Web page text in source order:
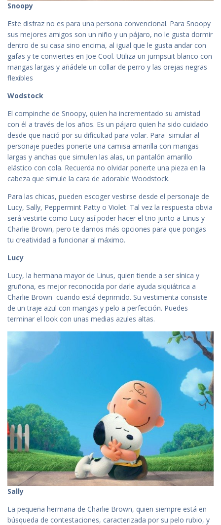
Snoopy
Este disfraz no es para una persona convencional. Para Snoopy
sus mejores amigos son un niño y un pájaro, no le gusta dormir
dentro de su casa sino encima, al igual que le gusta andar con
gafas y te conviertes en Joe Cool. Utiliza un jumpsuit blanco con
mangas largas y añádele un collar de perro y las orejas negras
flexibles
Wodstock
El compinche de Snoopy, quien ha incrementado su amistad
con él a través de los años. Es un pájaro quien ha sido cuidado
desde que nació por su dificultad para volar. Para simular al
personaje puedes ponerte una camisa amarilla con mangas
largas y anchas que simulen las alas, un pantalón amarillo
elástico con cola. Recuerda no olvidar ponerte una pieza en la
cabeza que simule la cara de adorable Woodstock.
Para las chicas, pueden escoger vestirse desde el personaje de
Lucy, Sally, Peppermint Patty o Violet. Tal vez la respuesta obvia
será vestirte como Lucy así poder hacer el trio junto a Linus y
Charlie Brown, pero te damos más opciones para que pongas
tu creatividad a funcionar al máximo.
Lucy
Lucy, la hermana mayor de Linus, quien tiende a ser sínica y
gruñona, es mejor reconocida por darle ayuda siquiátrica a
Charlie Brown cuando está deprimido. Su vestimenta consiste
de un traje azul con mangas y pelo a perfección. Puedes
terminar el look con unas medias azules altas.
Sally
La pequeña hermana de Charlie Brown, quien siempre está en
búsqueda de contestaciones, caracterizada por su pelo rubio, y